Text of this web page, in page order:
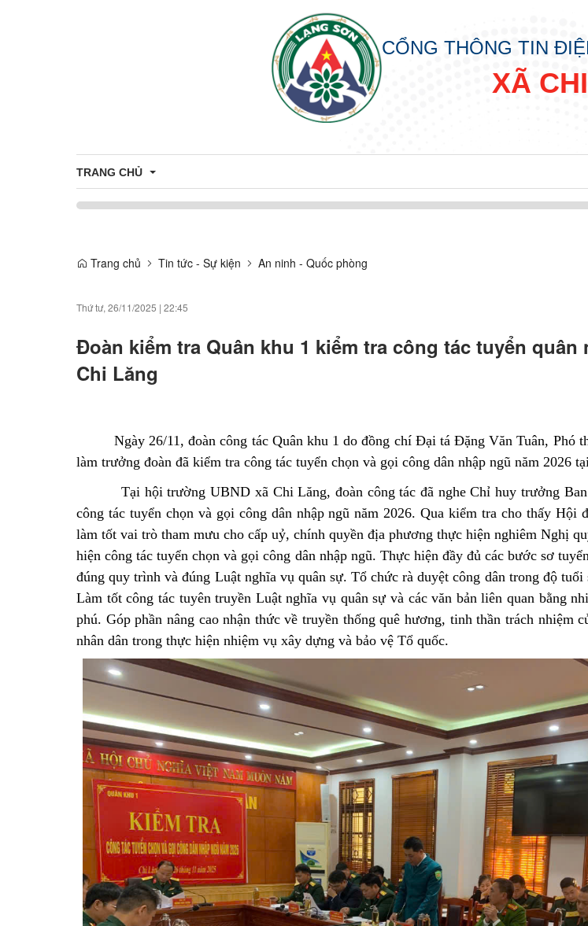
CỔNG THÔNG TIN
XÃ
TRANG CHỦ
Thông tin chung
Trang chủ Tin tức - Sự kiện An ninh - Quốc phòng
Thứ tư, 26/11/2025 | 22:45
Đoàn kiểm tra Quân khu 1 kiểm tra công tác tuyển quân
Chi Lăng
Ngày 26/11, đoàn công tác Quân khu 1 do đồng chí Đại tá Đặng Văn Tuân, Phó
làm trưởng đoàn đã kiểm tra công tác tuyển chọn và gọi công dân nhập ngũ năm 2026
Tại hội trường UBND xã Chi Lăng, đoàn công tác đã nghe Chỉ huy trưởng Ban
công tác tuyển chọn và gọi công dân nhập ngũ năm 2026. Qua kiểm tra cho thấy Hội
làm tốt vai trò tham mưu cho cấp uỷ, chính quyền địa phương thực hiện nghiêm Nghị
hiện công tác tuyển chọn và gọi công dân nhập ngũ. Thực hiện đầy đủ các bước sơ
đúng quy trình và đúng Luật nghĩa vụ quân sự. Tổ chức rà duyệt công dân trong độ tuổi
Làm tốt công tác tuyên truyền Luật nghĩa vụ quân sự và các văn bản liên quan bằng
phú. Góp phần nâng cao nhận thức về truyền thống quê hương, tinh thần trách nhiệm
nhân dân trong thực hiện nhiệm vụ xây dựng và bảo vệ Tổ quốc.